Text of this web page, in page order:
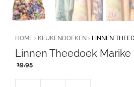
HOME › KEUKENDOEKEN › LINNEN
Linnen Theedoek Marike
19,95